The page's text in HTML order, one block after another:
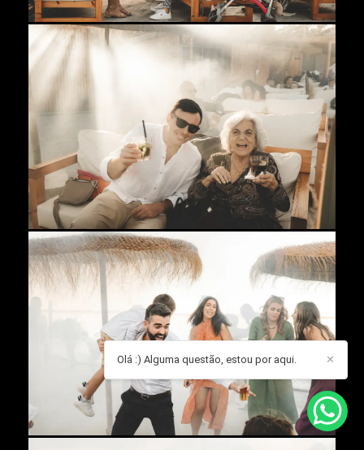
✕
Olá :) Alguma questão, estou por aqui.